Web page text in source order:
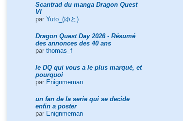
Scantrad du manga Dragon Quest
VI
par Yuto_(ゆと)
Dragon Quest Day 2026 - Résumé
des annonces des 40 ans
par thomas_f
le DQ qui vous a le plus marqué, et
pourquoi
par Enignmeman
un fan de la serie qui se decide
enfin a poster
par Enignmeman